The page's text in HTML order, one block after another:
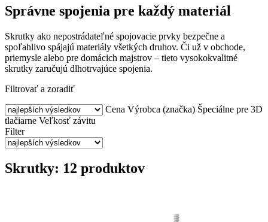
Správne spojenia pre každý materiál
Skrutky ako nepostrádateľné spojovacie prvky bezpečne a
spoľahlivo spájajú materiály všetkých druhov. Či už v obchode,
priemysle alebo pre domácich majstrov – tieto vysokokvalitné
skrutky zaručujú dlhotrvajúce spojenia.
Filtrovať a zoradiť
Cena Výrobca (značka) Špeciálne pre 3D
tlačiarne Veľkosť závitu
Filter
Skrutky: 12 produktov